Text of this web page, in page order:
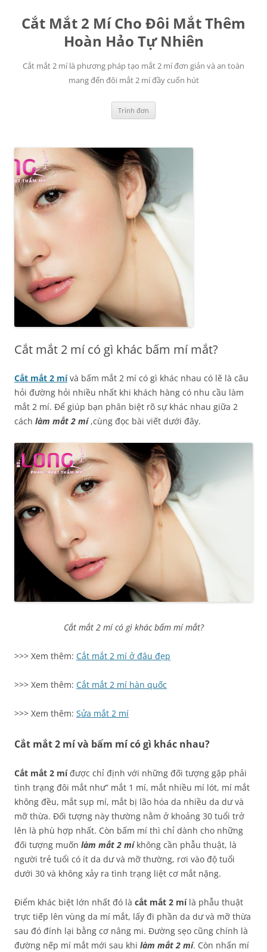
nội
dung
Cắt Mắt 2 Mí Cho Đôi Mắt Thêm
Hoàn Hảo Tự Nhiên
Cắt mắt 2 mí là phương pháp tạo mắt 2 mí đơn giản và an toàn
mang đến đôi mắt 2 mí đầy cuốn hút
Trình đơn
Cắt mắt 2 mí có gì khác bấm mí mắt?
Cắt mắt 2 mí và bấm mắt 2 mí có gì khác nhau có lẽ là câu
hỏi đường hỏi nhiều nhất khi khách hàng có nhu cầu làm
mắt 2 mí. Để giúp bạn phân biệt rõ sự khác nhau giữa 2
cách làm mắt 2 mí,cùng đọc bài viết dưới đây.
Cắt mắt 2 mí có gì khác bấm mí mắt?
>>> Xem thêm: Cắt mắt 2 mí ở đâu đẹp
>>> Xem thêm: Cắt mắt 2 mí hàn quốc
>>> Xem thêm: Sửa mắt 2 mí
Cắt mắt 2 mí và bấm mí có gì khác nhau?
Cắt mắt 2 míđược chỉ định với những đối tượng gặp phải
tình trạng đôi mắt như” mắt 1 mí, mắt nhiều mí lót, mí mắt
không đều, mắt sụp mí, mắt bị lão hóa da nhiều da dư và
mỡ thừa. Đối tượng này thường nằm ở khoảng 30 tuổi trở
lên là phù hợp nhất. Còn bấm mí thì chỉ dành cho những
đối tượng muốn làm mắt 2 míkhông cần phẫu thuật, là
người trẻ tuổi có ít da dư và mỡ thường, rơi vào độ tuổi
dưới 30 và không xảy ra tình trạng liệt cơ mắt nặng.
Điểm khác biệt lớn nhất đó là cắt mắt 2 mílà phẫu thuật
trực tiếp lên vùng da mí mắt, lấy đi phần da dư và mỡ thừa
sau đó đính lại bằng cơ nâng mi. Đường sẹo cũng chính là
đường nếp mí mắt mới sau khi làm mắt 2 mí. Còn nhấn mí